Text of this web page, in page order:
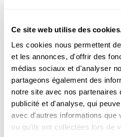
Ce site web utilise des
Les cookies nous permettent
et les annonces, d'offrir des
médias sociaux et d'analyser
partageons également des
notre site avec nos partenaires
publicité et d'analyse, qui
avec d'autres informations que
ou qu'ils ont collectées lors de
eng Erschütterunggemooss. Ma
Explo...
FNR